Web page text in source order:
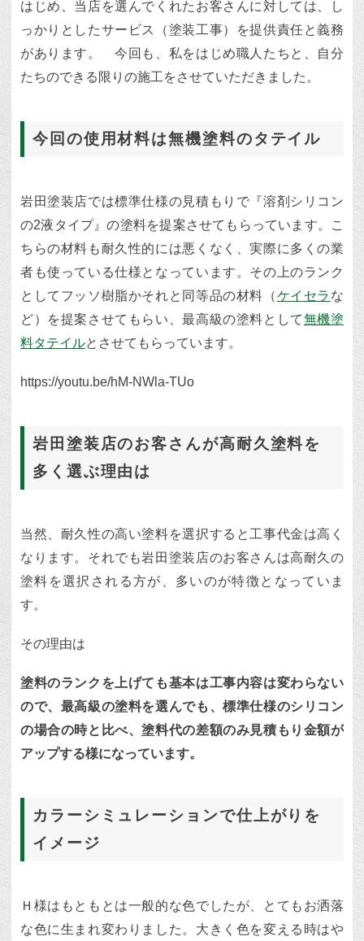
はじめ、当店を選んでくれたお客さんに対しては、し
っかりとしたサービス（塗装工事）を提供責任と義務
があります。 今回も、私をはじめ職人たちと、自分
たちのできる限りの施工をさせていただきました。
今回の使用材料は無機塗料のタテイル
岩田塗装店では標準仕様の見積もりで『溶剤シリコン
の2液タイプ』の塗料を提案させてもらっています。こ
ちらの材料も耐久性的には悪くなく、実際に多くの業
者も使っている仕様となっています。その上のランク
としてフッソ樹脂かそれと同等品の材料（ケイセラ な
ど）を提案させてもらい、最高級の塗料として無機塗
料タテイルとさせてもらっています。
https://youtu.be/hM-NWla-TUo
岩田塗装店のお客さんが高耐久塗料を
多く選ぶ理由は
当然、耐久性の高い塗料を選択すると工事代金は高く
なります。それでも岩田塗装店のお客さんは高耐久の
塗料を選択される方が、多いのが特徴となっていま
す。
その理由は
塗料のランクを上げても基本は工事内容は変わらない
ので、最高級の塗料を選んでも、標準仕様のシリコン
の場合の時と比べ、塗料代の差額のみ見積もり金額が
アップする様になっています。
カラーシミュレーションで仕上がりを
イメージ
Ｈ様はもともとは一般的な色でしたが、とてもお洒落
な色に生まれ変わりました。大きく色を変える時はや